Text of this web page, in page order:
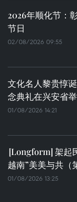
2026年顺化节：
节日
02/08/2026 09:55
文化名人黎贵惇
念典礼在兴安省
01/08/2026 14:21
架起
越南”美美与共（
01/08/2026 13:25